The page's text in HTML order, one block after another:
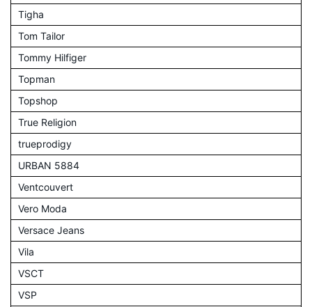
Tigha
Tom Tailor
Tommy Hilfiger
Topman
Topshop
True Religion
trueprodigy
URBAN 5884
Ventcouvert
Vero Moda
Versace Jeans
Vila
VSCT
VSP